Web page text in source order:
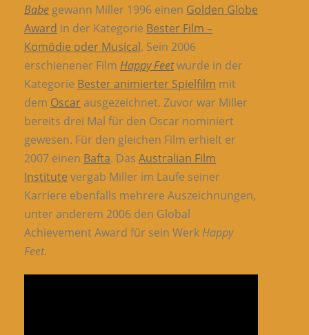
Babe gewann Miller 1996 einen Golden Globe
Award in der Kategorie Bester Film –
Komödie oder Musical. Sein 2006
erschienener Film Happy Feetwurde in der
Kategorie Bester animierter Spielfilm mit
dem Oscarausgezeichnet. Zuvor war Miller
bereits drei Mal für den Oscar nominiert
gewesen. Für den gleichen Film erhielt er
2007 einen Bafta. Das Australian Film
Institute vergab Miller im Laufe seiner
Karriere ebenfalls mehrere Auszeichnungen,
unter anderem 2006 den Global
Achievement Award für sein WerkHappy
Feet.